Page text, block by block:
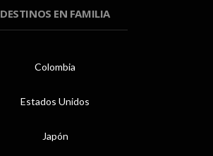
DESTINOS EN FAMILIA
Colombia
Estados Unidos
Japón